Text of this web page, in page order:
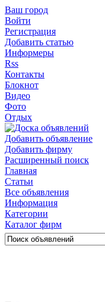
Ваш город
Войти
Регистрация
Добавить статью
Информеры
Rss
Контакты
Блокнот
Видео
Фото
Отдых
Добавить объявление
Добавить фирму
Расширенный поиск
Главная
Статьи
Все объявления
Информация
Категории
Каталог фирм